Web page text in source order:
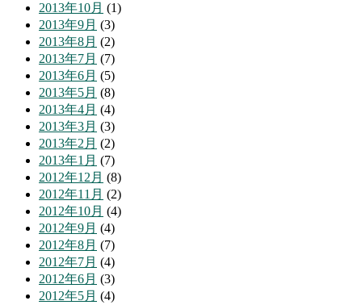
2013年10月 (1)
2013年9月 (3)
2013年8月 (2)
2013年7月 (7)
2013年6月 (5)
2013年5月 (8)
2013年4月 (4)
2013年3月 (3)
2013年2月 (2)
2013年1月 (7)
2012年12月 (8)
2012年11月 (2)
2012年10月 (4)
2012年9月 (4)
2012年8月 (7)
2012年7月 (4)
2012年6月 (3)
2012年5月 (4)